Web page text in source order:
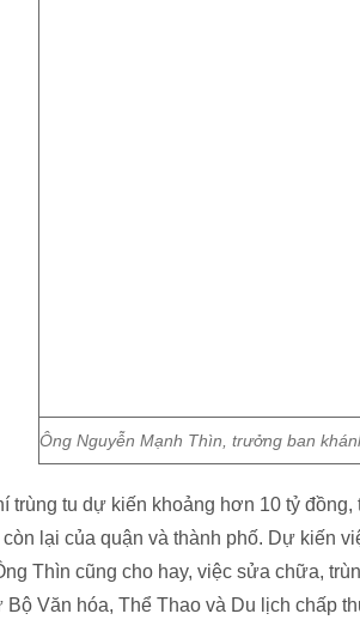
Ông Nguyễn Mạnh Thìn, trưởng ban
trùng tu dự kiến khoảng hơn 10 tỷ
lại của quận và thành phố. Dự kiến
Thìn cũng cho hay, việc sửa chữa,
Văn hóa, Thể Thao và Du lịch chấp